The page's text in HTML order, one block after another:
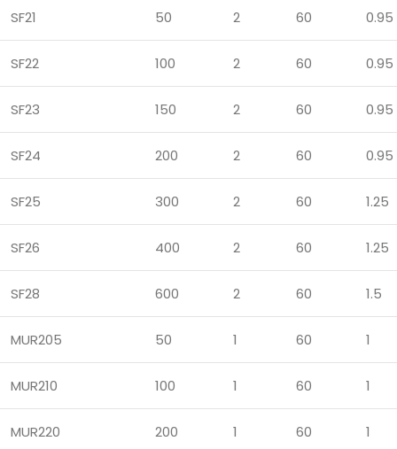
SF21 50 2 60 0.95
SF22 100 2 60 0.95
SF23 150 2 60 0.95
SF24 200 2 60 0.95
SF25 300 2 60 1.25
SF26 400 2 60 1.25
SF28 600 2 60 1.5
MUR205 50 1 60 1
MUR210 100 1 60 1
MUR220 200 1 60 1